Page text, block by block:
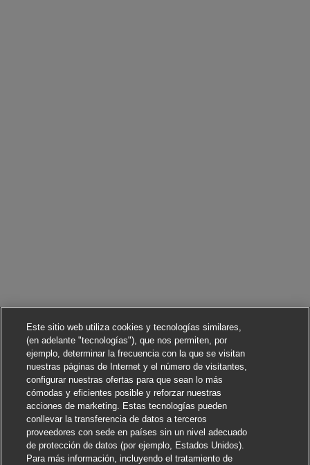
Este sitio web utiliza cookies y tecnologías similares,
(en adelante "tecnologías"), que nos permiten, por
ejemplo, determinar la frecuencia con la que se visitan
nuestras páginas de Internet y el número de visitantes,
configurar nuestras ofertas para que sean lo más
cómodas y eficientes posible y reforzar nuestras
acciones de marketing. Estas tecnologías pueden
conllevar la transferencia de datos a terceros
proveedores con sede en países sin un nivel adecuado
de protección de datos (por ejemplo, Estados Unidos).
Para más información, incluyendo el tratamiento de